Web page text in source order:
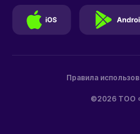
©2026 ТОО
Правила